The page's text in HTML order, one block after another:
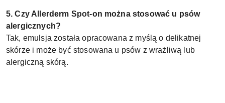
5. Czy Allerderm Spot-on można stosować u psów
alergicznych?
Tak, emulsja została opracowana z myślą o delikatnej
skórze i może być stosowana u psów z wrażliwą lub
alergiczną skórą.